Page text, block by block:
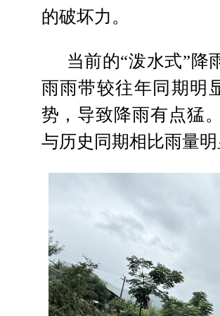
的破坏力。
当前的“泼水式”降
雨雨带较往年同期明
势，导致降雨有点猛
与历史同期相比雨量